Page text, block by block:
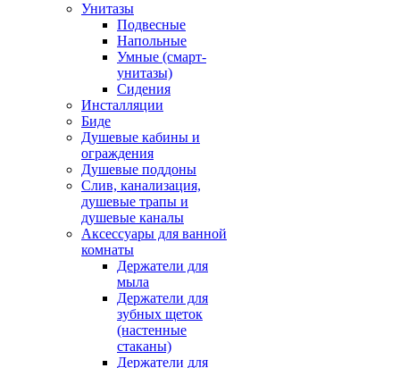
Унитазы
Подвесные
Напольные
Умные (смарт-
унитазы)
Сидения
Инсталляции
Биде
Душевые кабины и
ограждения
Душевые поддоны
Слив, канализация,
душевые трапы и
душевые каналы
Аксессуары для ванной
комнаты
Держатели для
мыла
Держатели для
зубных щеток
(настенные
стаканы)
Держатели для